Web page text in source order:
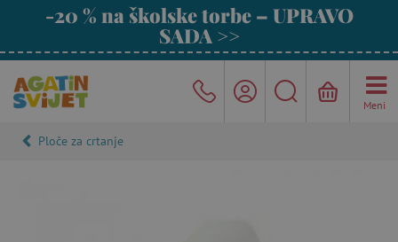
-20 % na školske torbe – UPRAVO
SADA >>
Meni
Ploče za crtanje